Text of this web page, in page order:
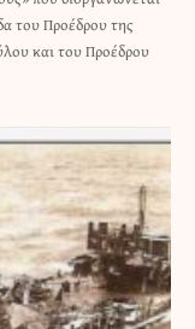
του Προέδρου της
και του Προέδρου